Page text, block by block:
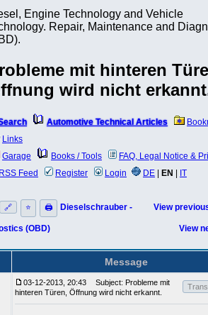
Engine Technology and Vehicle
Repair, Maintenance and
mit hinteren
wird nicht
Automotive Technical Articles
Links
Garage
Books / Tools
FAQ, Legal Notice &
RSS Feed
Register Login DE EN IT
🔗 ⭐ 🖨 Dieselschrauber -
(OBD)
View
View
Message
03-12-2013, 20:43
Subject: Probleme mit
hinteren Türen, Öffnung wird nicht erkannt.